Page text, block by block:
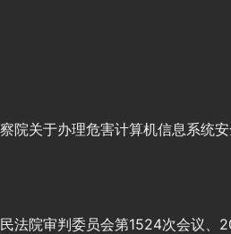
院关于办理危害计算机信息系统
法院审判委员会第1524次会议、